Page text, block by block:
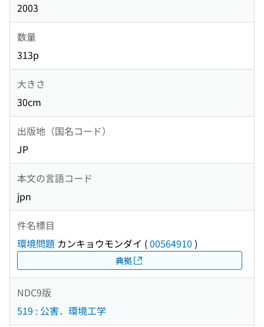
2003
数量
313p
大きさ
30cm
出版地（国名コード）
JP
本文の言語コード
jpn
件名標目
環境問題 カンキョウモンダイ (00564910 )
典拠
NDC9版
519 : 公害．環境工学